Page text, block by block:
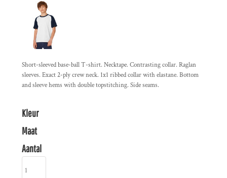
Short-sleeved base-ball T-shirt. Necktape. Contrasting collar. Raglan
sleeves. Exact 2-ply crew neck. 1x1 ribbed collar with elastane. Bottom
and sleeve hems with double topstitching. Side seams.
Kleur
Maat
Aantal